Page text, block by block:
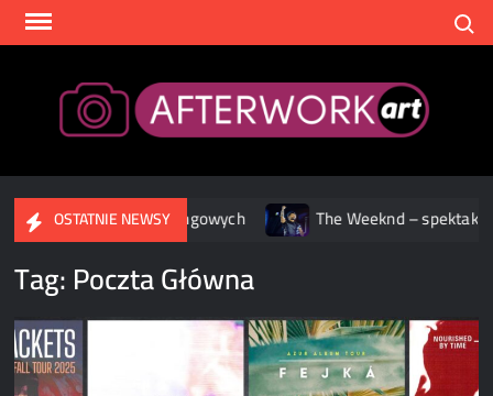
Skip
OSTATNIE NEWSY
streamingowych The Weeknd – spektakularne
Tag:Poczta Główna